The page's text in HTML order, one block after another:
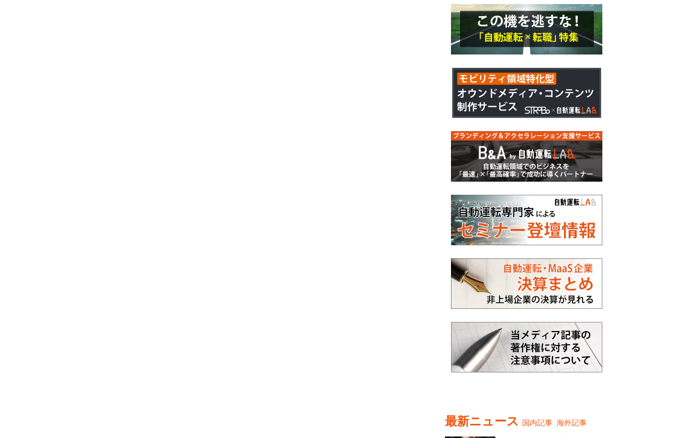
最新ニュース 国内記事 海外記事